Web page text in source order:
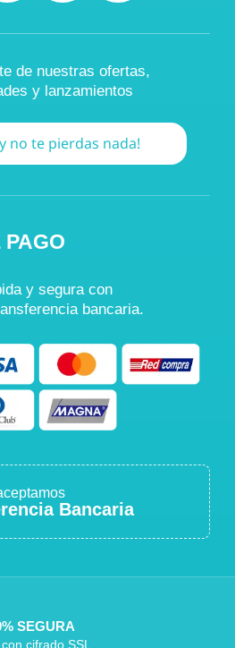
de nuestras ofertas,
y lanzamientos
no te pierdas nada!
PAGO
y segura con
bancaria.
Bancaria
SEGURA
cifrado SSL